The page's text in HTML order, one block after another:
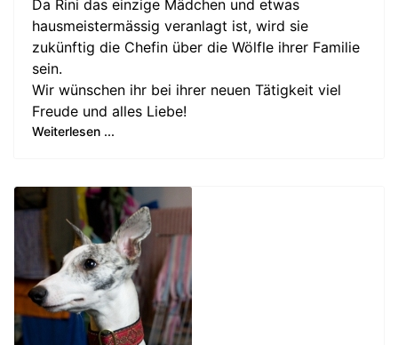
Da Rini das einzige Mädchen und etwas
hausmeistermässig veranlagt ist, wird sie
zukünftig die Chefin über die Wölfle ihrer Familie
sein.
Wir wünschen ihr bei ihrer neuen Tätigkeit viel
Freude und alles Liebe!
Weiterlesen ...